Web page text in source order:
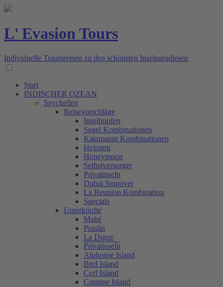
L' Evasion Tours
Individuelle Traumreisen zu den schönsten Inselparadiesen
Start
INDISCHER OZEAN
Seychellen
Reisevorschläge
Inselhüpfen
Segel Kombinationen
Katamaran Kombinationen
Heiraten
Honeymoon
Selbstversorger
Privatinseln
Dubai Stopover
La Reunion Kombination
Specials
Unterkünfte
Mahé
Praslin
La Digue
Privatinseln
Alphonse Island
Bird Island
Cerf Island
Cousine Island